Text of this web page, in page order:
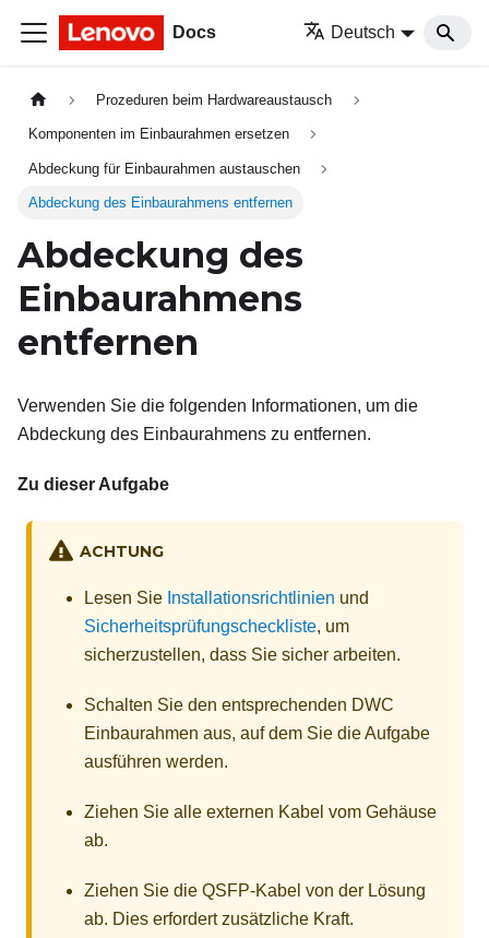
Docs Deutsch
Prozeduren beim Hardwareaustausch
Komponenten im Einbaurahmen ersetzen
Abdeckung für Einbaurahmen austauschen
Abdeckung des Einbaurahmens entfernen
Abdeckung des
Einbaurahmens
entfernen
Verwenden Sie die folgenden Informationen, um die
Abdeckung des Einbaurahmens zu entfernen.
Zu dieser Aufgabe
ACHTUNG
Lesen Sie Installationsrichtlinien und
Sicherheitsprüfungscheckliste, um
sicherzustellen, dass Sie sicher arbeiten.
Schalten Sie den entsprechenden DWC
Einbaurahmen aus, auf dem Sie die Aufgabe
ausführen werden.
Ziehen Sie alle externen Kabel vom Gehäuse
ab.
Ziehen Sie die QSFP-Kabel von der Lösung
ab. Dies erfordert zusätzliche Kraft.